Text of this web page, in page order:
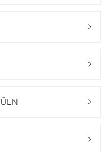



